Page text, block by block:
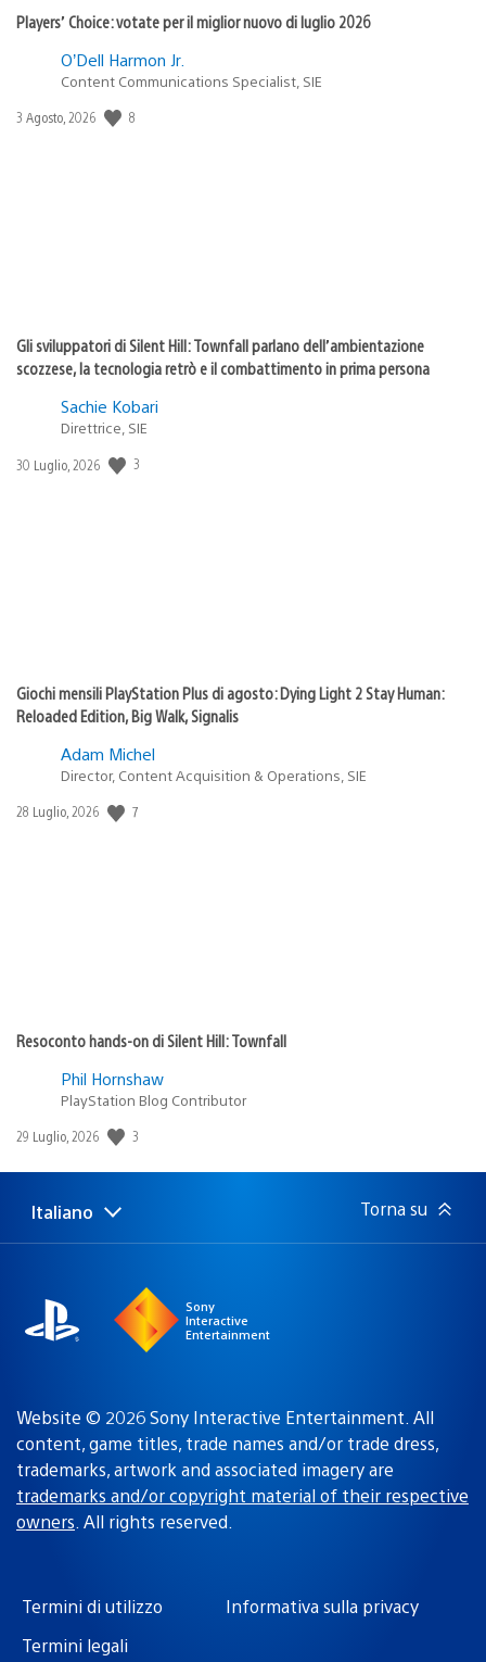
Players’ Choice: votate per il miglior nuovo di luglio 2026
O’Dell Harmon Jr.
Content Communications Specialist, SIE
Data
3 Agosto, 2026 8
Gli sviluppatori di Silent Hill: Townfall parlano dell’ambientazione
scozzese, la tecnologia retrò e il combattimento in prima persona
Sachie Kobari
Direttrice, SIE
Data
30 Luglio, 2026 3
Giochi mensili PlayStation Plus di agosto: Dying Light 2 Stay Human:
Reloaded Edition, Big Walk, Signalis
Adam Michel
Director, Content Acquisition & Operations, SIE
Data
28 Luglio, 2026 7
Resoconto hands-on di Silent Hill: Townfall
Phil Hornshaw
PlayStation Blog Contributor
Data
pubblicazione:
29 Luglio, 2026 3
Seleziona
Regione
Italiano Torna su
Sony
Interactive
Entertainment
Website © 2026 Sony Interactive Entertainment. All
content, game titles, trade names and/or trade dress,
trademarks, artwork and associated imagery are
trademarks and/or copyright material of their respective
owners. All rights reserved.
Termini di utilizzo
Informativa sulla privacy
Termini legali